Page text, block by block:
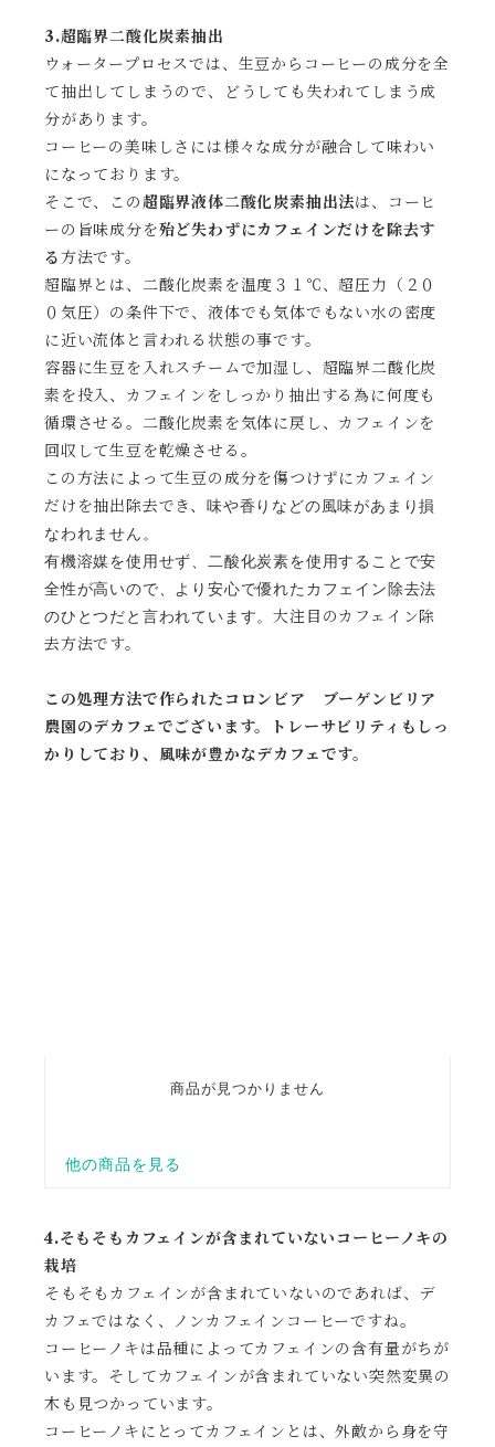
3.超臨界二酸化炭素抽出
ウォータープロセスでは、生豆からコーヒーの成分を全
て抽出してしまうので、どうしても失われてしまう成
分があります。
コーヒーの美味しさには様々な成分が融合して味わい
になっております。
そこで、この超臨界液体二酸化炭素抽出法は、コーヒ
ーの旨味成分を殆ど失わずにカフェインだけを除去す
る方法です。
超臨界とは、二酸化炭素を温度３１℃、超圧力（２０
０気圧）の条件下で、液体でも気体でもない水の密度
に近い流体と言われる状態の事です。
容器に生豆を入れスチームで加湿し、超臨界二酸化炭
素を投入、カフェインをしっかり抽出する為に何度も
循環させる。二酸化炭素を気体に戻し、カフェインを
回収して生豆を乾燥させる。
この方法によって生豆の成分を傷つけずにカフェイン
だけを抽出除去でき、 味や香りなどの風味があまり損
なわれません。
有機溶媒を使用せず、二酸化炭素を使用することで安
全性が高いので、より安心で優れたカフェイン除去法
のひとつだと言われています。大注目のカフェイン除
去方法です。
この処理方法で作られたコロンビア ブーゲンビリア
農園のデカフェでございます。トレーサビリティもしっ
かりしており、風味が豊かなデカフェです。
4.そもそもカフェインが含まれていないコーヒーノキの
栽培
そもそもカフェインが含まれていないのであれば、デ
カフェではなく、ノンカフェインコーヒーですね。
コーヒーノキは品種によってカフェインの含有量がちが
います。そしてカフェインが含まれていない突然変異の
木も見つかっています。
コーヒーノキにとってカフェインとは、外敵から身を守